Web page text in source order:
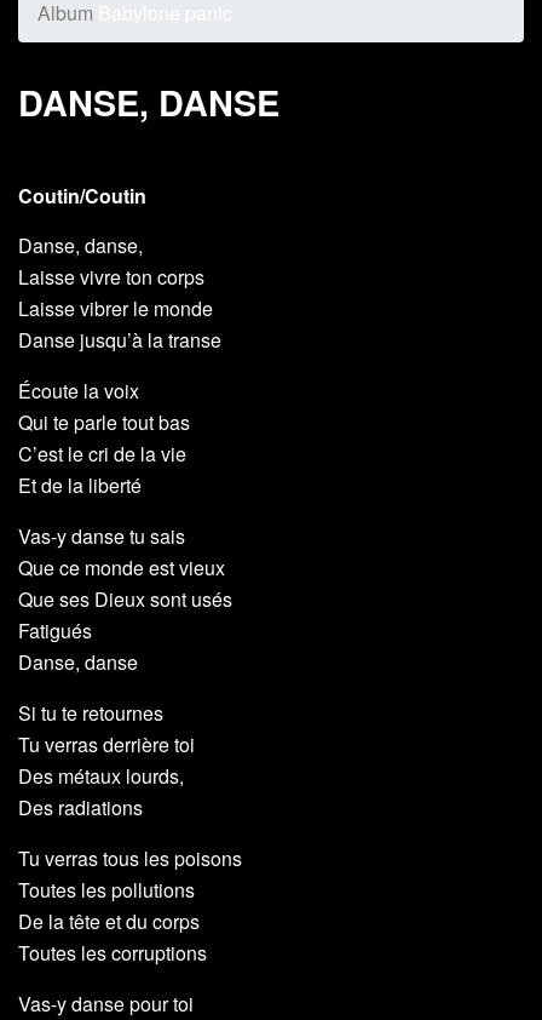
Album
DANSE, DANSE
Coutin/Coutin
Danse, danse,
Laisse vivre ton corps
Laisse vibrer le monde
Danse jusqu’à la transe
Écoute la voix
Qui te parle tout bas
C’est le cri de la vie
Et de la liberté
Vas-y danse tu sais
Que ce monde est vieux
Que ses Dieux sont usés
Fatigués
Danse, danse
Si tu te retournes
Tu verras derrière toi
Des métaux lourds,
Des radiations
Tu verras tous les poisons
Toutes les pollutions
De la tête et du corps
Toutes les corruptions
Vas-y danse pour toi